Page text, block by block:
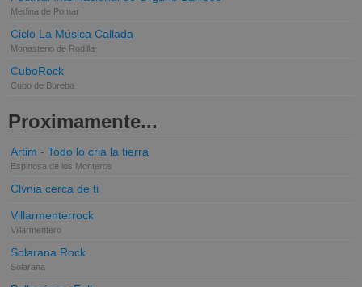
Medina de Pomar
Ciclo La Música Callada
Monasterio de Rodilla
CuboRock
Cubo de Bureba
Proximamente...
Artim - Todo lo cria la tierra
Espinosa de los Monteros
Clvnia cerca de ti
Villarmenterrock
Villarmentero
Solarana Rock
Solarana